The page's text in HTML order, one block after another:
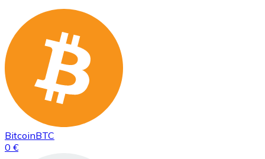
BitcoinBTC
0 €